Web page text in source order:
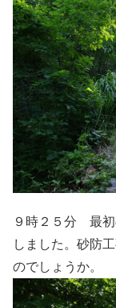
９時２５分 最初
しました。砂防
のでしょうか。